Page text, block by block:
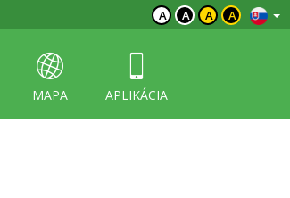
A A A A
MAPA
APLIKÁCIA